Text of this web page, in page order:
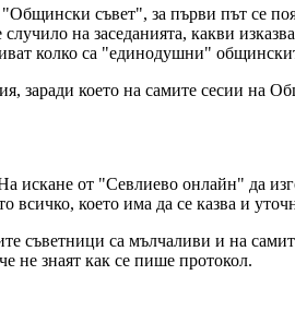
съвет", за първи път се
на заседанията, какви
колко са "единодушни"
заради което на самите сесии на
от "Севлиево онлайн" да
което има да се казва и
съветници са мълчаливи и на
не знаят как се пише протокол.